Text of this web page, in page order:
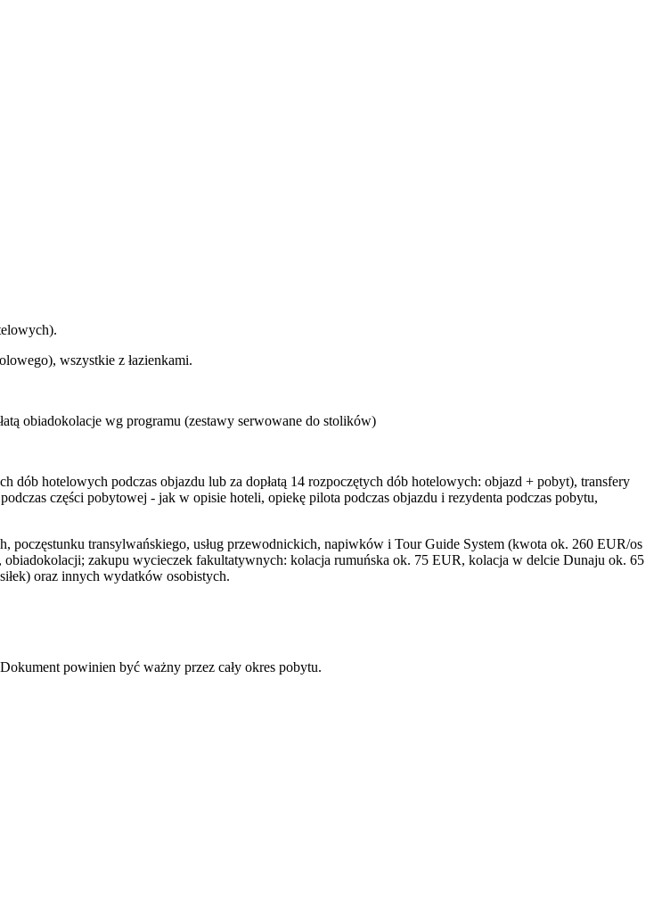
wszystkie z łazienkami.
obiadokolacje wg programu (zestawy serwowane do stolików)
dób hotelowych podczas objazdu lub za dopłatą 14 rozpoczętych dób hotelowych: objazd + pobyt), transfery
części pobytowej - jak w opisie hoteli, opiekę pilota podczas objazdu i rezydenta podczas pobytu,
poczęstunku transylwańskiego, usług przewodnickich, napiwków i Tour Guide System (kwota ok. 260 EUR/os
zakupu wycieczek fakultatywnych: kolacja rumuńska ok. 75 EUR, kolacja w delcie Dunaju ok. 65
oraz innych wydatków osobistych.
powinien być ważny przez cały okres pobytu.